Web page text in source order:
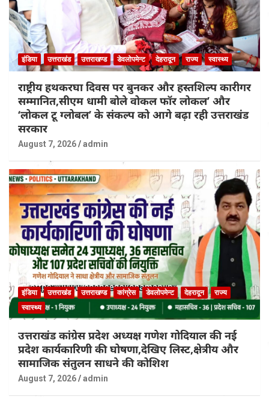
इंडिया उत्तराखंड उत्तराखण्ड डेवलोपमेन्ट देहरादून राज्य स्वास्थ्य
राष्ट्रीय हथकरघा दिवस पर बुनकर और हस्तशिल्प कारीगर
सम्मानित,सीएम धामी बोले वोकल फॉर लोकल’ और
‘लोकल टू ग्लोबल’ के संकल्प को आगे बढ़ा रही उत्तराखंड
सरकार
August 7, 2026 admin
इंडिया उत्तराखंड उत्तराखण्ड कांग्रेस डेवलोपमेन्ट देहरादून
राज्य
स्वास्थ्य
उत्तराखंड कांग्रेस प्रदेश अध्यक्ष गणेश गोदियाल की नई
प्रदेश कार्यकारिणी की घोषणा,देखिए लिस्ट,क्षेत्रीय और
सामाजिक संतुलन साधने की कोशिश
August 7, 2026 admin